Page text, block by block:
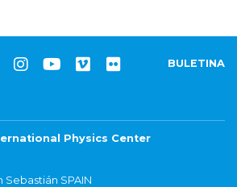
BULETINA
Physics Center
Sebastián SPAIN